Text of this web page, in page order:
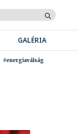
GALÉRIA
#energiaválság